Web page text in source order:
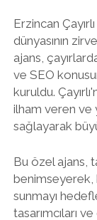
Erzincan
dünyasının
ajans,
ve SEO
kuruldu.
ilham veren ve
sağlayarak
Bu özel ajans,
sunmayı
tasarımcıları